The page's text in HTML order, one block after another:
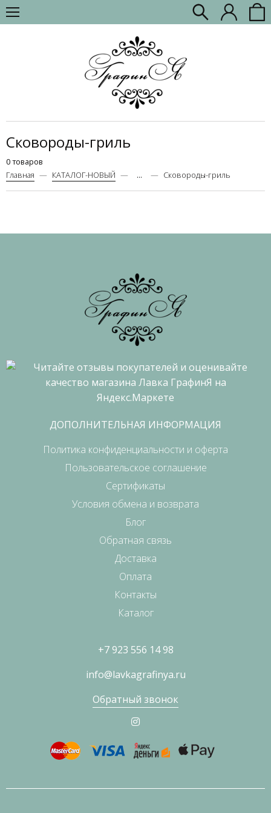
Сковороды-гриль
0 товаров
Главная
КАТАЛОГ-НОВЫЙ ... Сковороды-гриль
ДОПОЛНИТЕЛЬНАЯ ИНФОРМАЦИЯ
Политика конфиденциальности и оферта
Пользовательское соглашение
Сертификаты
Условия обмена и возврата
Блог
Обратная связь
Доставка
Оплата
Контакты
Каталог
+7 923 556 14 98
info@lavkagrafinya.ru
Обратный звонок